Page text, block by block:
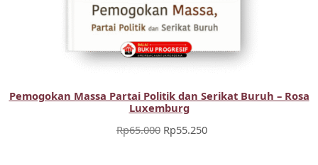
Pemogokan Massa Partai Politik dan Serikat Buruh – Rosa
Luxemburg
Rp65.000 Harga
Rp55.250Harga